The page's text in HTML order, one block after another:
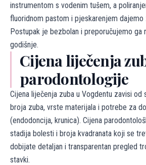
instrumentom s vodenim tušem, a
fluoridnom pastom i pjeskarenjem dajemo
Postupak je bezbolan i preporučujemo ga
godišnje.
Cijena liječenja
parodontologije
Cijena liječenja zuba u Vogdentu zavisi od
broja zuba, vrste materijala i potrebe za
(endodoncija, krunica). Cijena
stadija bolesti i broja kvadranata koji se
dobijate detaljan i transparentan pregled
stavki.